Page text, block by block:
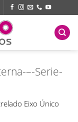
–-Serie-
Eixo Único